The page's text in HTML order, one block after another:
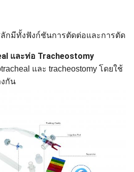
กมีทั้งฟังก์ชันการตัดต่อและการตัด
และท่อ Tracheostomy
และ tracheostomy โดยใช้
กัน